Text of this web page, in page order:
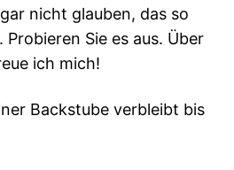
nicht glauben, das so
Sie es aus. Über
ich mich!
Backstube verbleibt bis